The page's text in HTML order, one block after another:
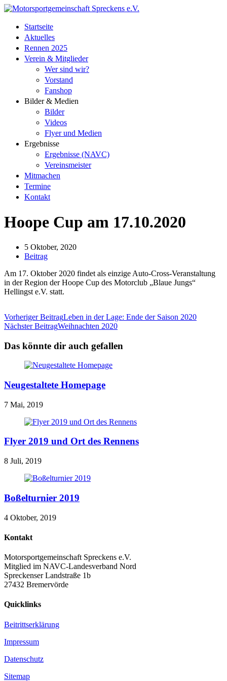
Zum
springenStartseite
Aktuelles
Rennen 2025
Verein & Mitglieder
Wer sind wir?
Vorstand
Fanshop
Bilder & Medien
Bilder
Videos
Flyer und Medien
Ergebnisse
Ergebnisse (NAVC)
Vereinsmeister
Mitmachen
Termine
Kontakt
den
Menü
aus-
oder
einzuklappen
Hoope Cup am 17.10.2020
Beitrag
veröffentlicht:
5 Oktober, 2020
Beitrags-
Beitrag
Am 17. Oktober 2020 findet als einzige Auto-Cross-Veranstaltung
in der Region der Hoope Cup des Motorclub „Blaue Jungs“
Hellingst e.V. statt.
Weitere
Artikel
ansehen
Vorheriger BeitragLeben in der Lage: Ende der Saison 2020
Nächster BeitragWeihnachten 2020
Das könnte dir auch gefallen
Neugestaltete Homepage
7 Mai, 2019
Flyer 2019 und Ort des Rennens
8 Juli, 2019
Boßelturnier 2019
4 Oktober, 2019
Kontakt
Motorsportgemeinschaft Spreckens e.V.
Mitglied im NAVC-Landesverband Nord
Spreckenser Landstraße 1b
27432 Bremervörde
Quicklinks
Beitrittserklärung
Impressum
Datenschutz
Sitemap